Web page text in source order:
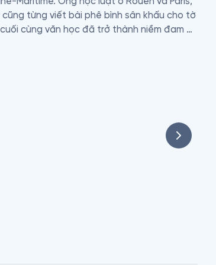
từng viết bài phê bình sân khấu cho tờ
cùng văn học đã trở thành niềm đam
nhân văn, tiêu biểu là “Không gia đình”
thiếu nhi và nhiều thế hệ độc giả khắp thế
Malot đã truyền tới độc giả nhiều thông
mặt với nghịch cảnh.